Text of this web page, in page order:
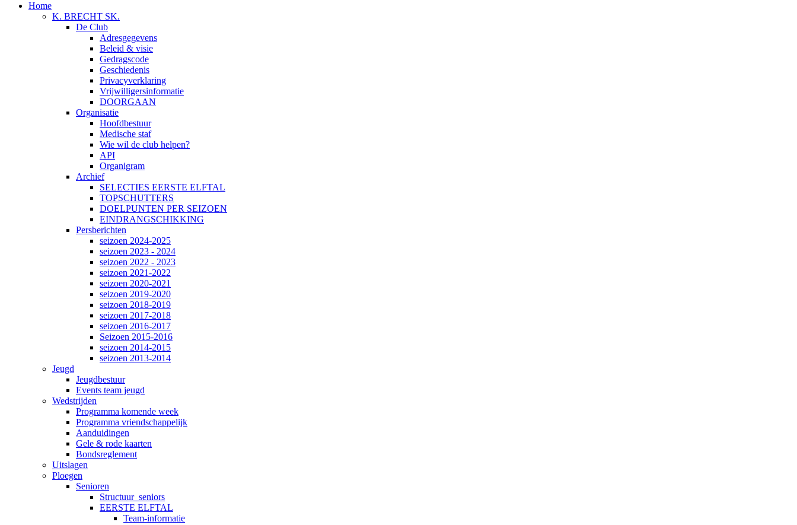
Home
K. BRECHT SK.
De Club
Adresgegevens
Beleid & visie
Gedragscode
Geschiedenis
Privacyverklaring
Vrijwilligersinformatie
DOORGAAN
Organisatie
Hoofdbestuur
Medische staf
Wie wil de club helpen?
API
Organigram
Archief
SELECTIES EERSTE ELFTAL
TOPSCHUTTERS
DOELPUNTEN PER SEIZOEN
EINDRANGSCHIKKING
Persberichten
seizoen 2024-2025
seizoen 2023 - 2024
seizoen 2022 - 2023
seizoen 2021-2022
seizoen 2020-2021
seizoen 2019-2020
seizoen 2018-2019
seizoen 2017-2018
seizoen 2016-2017
Seizoen 2015-2016
seizoen 2014-2015
seizoen 2013-2014
Jeugd
Jeugdbestuur
Events team jeugd
Wedstrijden
Programma komende week
Programma vriendschappelijk
Aanduidingen
Gele & rode kaarten
Bondsreglement
Uitslagen
Ploegen
Senioren
Structuur_seniors
EERSTE ELFTAL
Team-informatie